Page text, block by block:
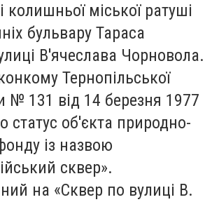
колишньої міської ратуші
бульвару Тараса
В'ячеслава Чорновола.
Тернопільської
№ 131 від 14 березня 1977
статус об'єкта природно-
із назвою
сквер».
на «Сквер по вулиці В.